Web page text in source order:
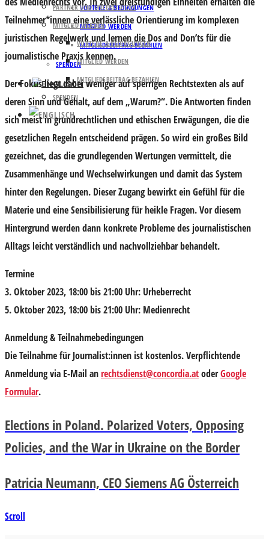
VORTEILE & BEDINGUNGEN
MITGLIED WERDEN
MITGLIEDSBEITRAG BEZAHLEN
SPENDEN
PARTNER UND UNTERSTÜTZER
MITGLIED WERDEN
VORTEILE & BEDINGUNGEN
MITGLIED WERDEN
MITGLIEDSBEITRAG BEZAHLEN
SPENDEN
Teilnehmer*innen eine verlässliche Orientierung im komplexen
juristischen Regelwerk und lernen die Dos and Don’ts für die
journalistische Praxis kennen.
Der Fokus liegt dabei weniger auf sperrigen Rechtstexten als auf
deren Sinn und Gehalt, auf dem „Warum?“. Die Antworten finden
sich meist in grundrechtlichen und ethischen Erwägungen, die die
gesetzlichen Regeln entscheidend prägen. So wird ein großes Bild
gezeichnet, das die grundlegenden Wertungen vermittelt, die
Zusammenhänge und Wechselwirkungen und damit das System
hinter den Regelungen. Dieser Zugang bewirkt ein Gefühl für die
Materie und eine Sensibilisierung für heikle Fragen. Vor diesem
Hintergrund werden dann konkrete Probleme des journalistischen
Alltags leicht verständlich und nachvollziehbar behandelt.
Termine
3. Oktober 2023, 18:00 bis 21:00 Uhr: Urheberrecht
5. Oktober 2023, 18:00 bis 21:00 Uhr: Medienrecht
Anmeldung & Teilnahmebedingungen
Die Teilnahme für Journalist:innen ist kostenlos. Verpflichtende
Anmeldung via E-Mail anrechtsdienst@concordia.atoderGoogle
Formular.
Elections in Poland. Polarized Voters, Opposing
Policies, and the War in Ukraine on the Border
Patricia Neumann, CEO Siemens AG Österreich
Scroll